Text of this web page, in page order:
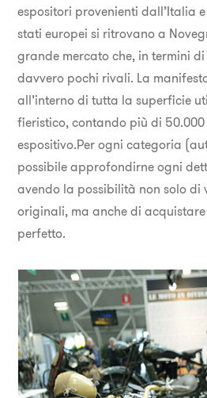
espositori provenienti dall’Italia
stati europei si ritrovano a
grande mercato che, in termini di
davvero pochi rivali. La
all’interno di tutta la superficie
fieristico, contando più di
espositivo.Per ogni categoria
possibile approfondirne ogni
avendo la possibilità non solo di
originali, ma anche di
perfetto.